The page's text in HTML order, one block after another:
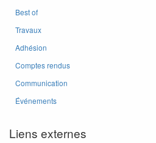
Best of
Travaux
Adhésion
Comptes rendus
Communication
Événements
Liens externes